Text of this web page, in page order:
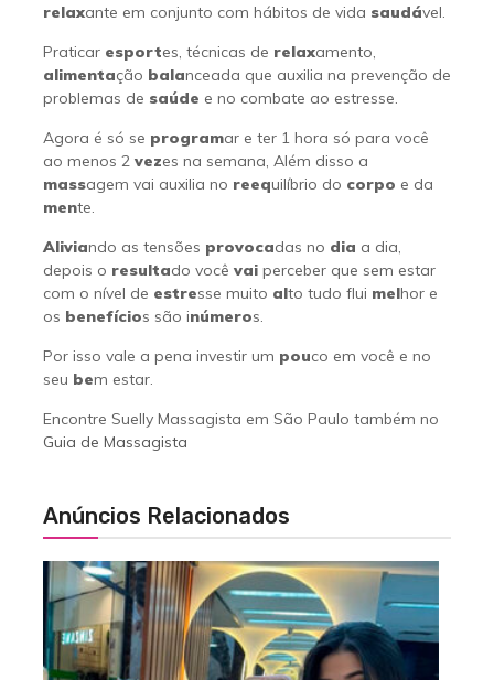
relaxante em conjunto com hábitos de vida saudável.
Praticar esportes, técnicas de relaxamento,
alimentação balanceada que auxilia na prevenção de
problemas de saúde e no combate ao estresse.
Agora é só se programar e ter 1 hora só para você
ao menos 2 vezes na semana, Além disso a
massagem vai auxilia no reequilíbrio do corpo e da
mente.
Aliviando as tensões provocadas no dia a dia,
depois o resultado você vaiperceber que sem estar
com o nível de estresse muito alto tudo flui melhor e
os benefícios são inúmeros.
Por isso vale a pena investir um pouco em você e no
seu bem estar.
Encontre Suelly Massagista em São Paulo também no
Guia de Massagista
Anúncios Relacionados